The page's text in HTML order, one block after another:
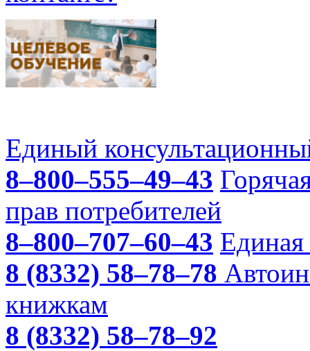
Единый
8–800–555–49–43
прав потребителей
8–800–707–60–43 Единая
8 (8332) 58–78–78
книжкам
8 (8332) 58–78–92